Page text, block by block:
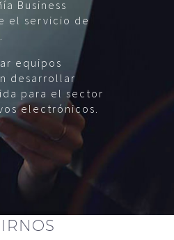
Business
el servicio de
equipos
desarrollar
para el sector
electrónicos.